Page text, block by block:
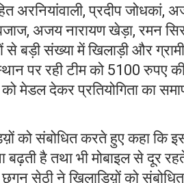
अरनियांवाली, प्रदीप जोधकां,
अजय नारायण खेड़ा, रमन
से बड़ी संख्या में खिलाड़ी और
पर रही टीम को 5100 रुपए
मेडल देकर प्रतियोगिता का
को संबोधित करते हुए कहा कि
है तथा भी मोबाइल से दूर
सेठी ने खिलाडिय़ों को